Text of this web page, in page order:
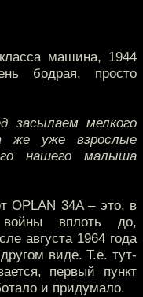
машина, 1944
бодрая, просто
засылаем мелкого
же уже взрослые
нашего малыша
OPLAN 34A – это, в
вплоть до,
августа 1964 года
виде. Т.е. тут-
первый пункт
и придумало.